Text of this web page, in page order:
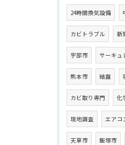
24時間換気設備
カビトラブル 新
宇部市 サーキュ
熊本市 結露
カビ取り専門 化
現地調査 エアコ
天草市 飯塚市